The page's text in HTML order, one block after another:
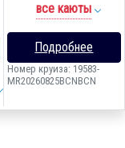
все каюты
Подробнее
Номер круиза: 19583-
MR20260825BCNBCN